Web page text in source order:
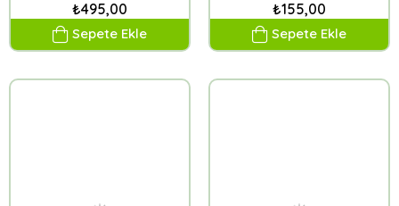
₺495,00
Sepete Ekle
₺155,00
Sepete Ekle